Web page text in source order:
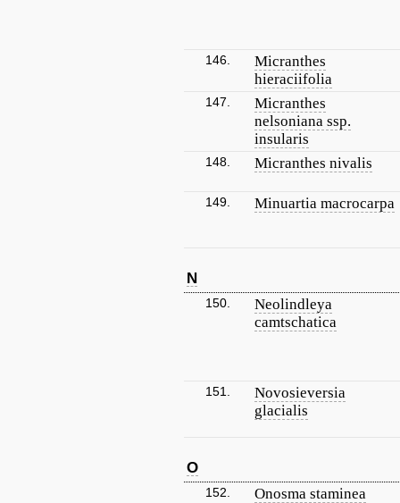
146.
Micranthes
hieraciifolia
147.
Micranthes
nelsoniana ssp.
insularis
148. Micranthes nivalis
149. Minuartia macrocarpa
N
150.
Neolindleya
camtschatica
151.
Novosieversia
glacialis
O
152. Onosma staminea